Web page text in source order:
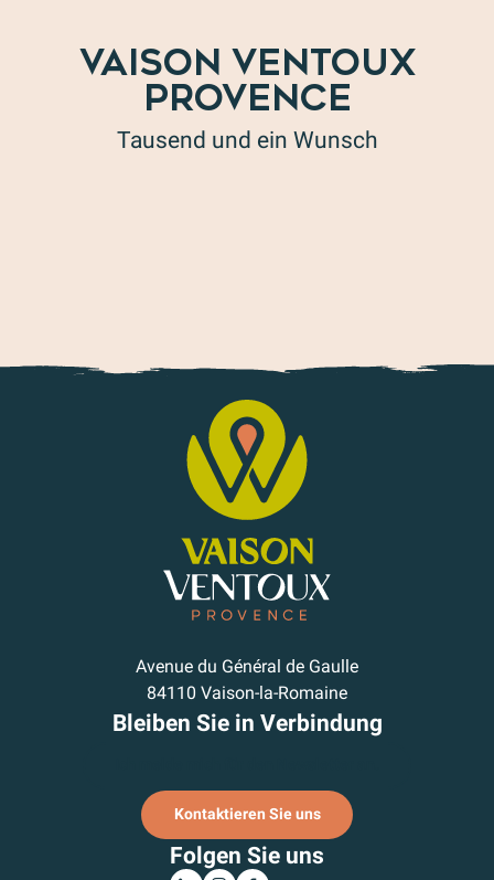
VAISON VENTOUX
PROVENCE
Tausend und ein Wunsch
Avenue du Général de Gaulle
84110 Vaison-la-Romaine
Bleiben Sie in Verbindung
Kontaktieren Sie uns
Folgen Sie uns